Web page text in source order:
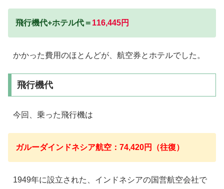
飛行機代+ホテル代＝ 116,445円
かかった費用のほとんどが、航空券とホテルでした。
飛行機代
今回、乗った飛行機は
ガルーダインドネシア航空：74,420円（往復）
1949年に設立された、インドネシアの国営航空会社で